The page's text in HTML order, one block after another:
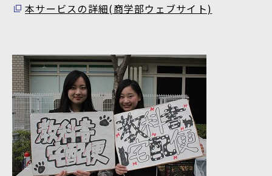
本サービスの詳細(商学部ウェブサイト)